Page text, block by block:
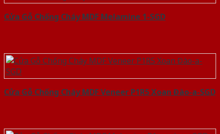
Cửa Gỗ Chống Cháy MDF Melamine 1-SGD
Cửa Gỗ Chống Cháy MDF Veneer P1R5 Xoan Đào-a-SGD